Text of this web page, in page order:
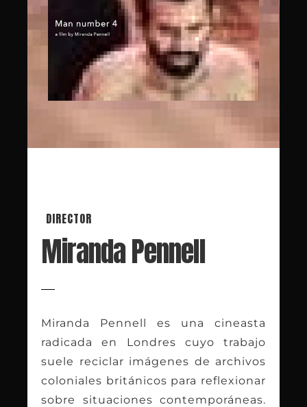
DIRECTOR
Miranda Pennell
Miranda Pennell es una cineasta
radicada en Londres cuyo trabajo
suele reciclar imágenes de archivos
coloniales británicos para reflexionar
sobre situaciones contemporáneas.